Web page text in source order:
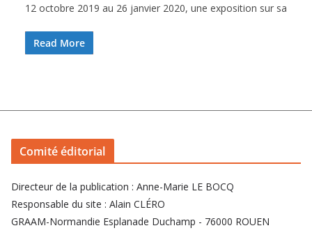
12 octobre 2019 au 26 janvier 2020, une exposition sur sa
Read More
Comité éditorial
Directeur de la publication : Anne-Marie LE BOCQ
Responsable du site : Alain CLÉRO
GRAAM-Normandie Esplanade Duchamp - 76000 ROUEN